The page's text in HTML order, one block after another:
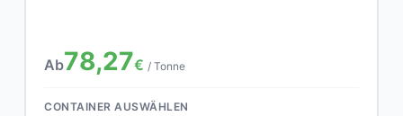
Ab78,27€ / Tonne
CONTAINER AUSWÄHLEN